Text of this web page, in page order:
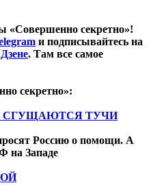
«Совершенно секретно»!
и подписывайтесь на
Дзене. Там все самое
секретно»:
СГУЩАЮТСЯ ТУЧИ
Россию о помощи. А
на Западе